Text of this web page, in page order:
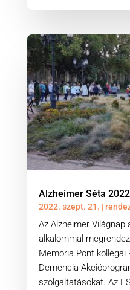
Alzheimer Séta 2022
2022. szept. 21. |
Az Alzheimer Világnap
alkalommal
Memória Pont
Demencia
szolgáltatásokat. Az